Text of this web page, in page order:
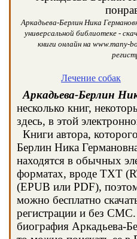
Аркадьева-Берлин Ника
универсальной библиотеке -
книги онлайн на www.many-
Лечение собак
Аркадьева-Берлин
несколько книг,
здесь, в этой
Книги автора,
Берлин Ника
находятся в обычных
форматах, вроде TXT
(EPUB или PDF),
можно бесплатно
регистрации и без СМС.
биография Аркадьева-